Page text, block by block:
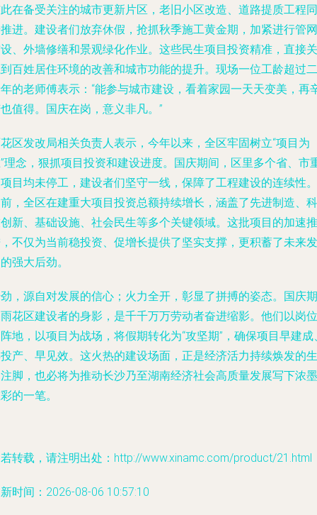
在备受关注的城市更新片区，老旧小区改造、道路提质工程同
进。建设者们放弃休假，抢抓秋季施工黄金期，加紧进行管网
、外墙修缮和景观绿化作业。这些民生项目投资精准，直接关
百姓居住环境的改善和城市功能的提升。现场一位工龄超过二
的老师傅表示：“能参与城市建设，看着家园一天天变美，再
值得。国庆在岗，意义非凡。”
区发改局相关负责人表示，今年以来，全区牢固树立“项目为
理念，狠抓项目投资和建设进度。国庆期间，区里多个省、市
目均未停工，建设者们坚守一线，保障了工程建设的连续性。
，全区在建重大项目投资总额持续增长，涵盖了先进制造、科
新、基础设施、社会民生等多个关键领域。这批项目的加速推
不仅为当前稳投资、促增长提供了坚实支撑，更积蓄了未来发
强大后劲。
，源自对发展的信心；火力全开，彰显了拼搏的姿态。国庆期
花区建设者的身影，是千千万万劳动者奋进缩影。他们以岗位
地，以项目为战场，将假期转化为“攻坚期”，确保项目早建成
产、早见效。这火热的建设场面，正是经济活力持续焕发的生
脚，也必将为推动长沙乃至湖南经济社会高质量发展写下浓墨
的一笔。
转载，请注明出处：http://www.xinamc.com/product/21.html
时间：2026-08-06 10:57:10